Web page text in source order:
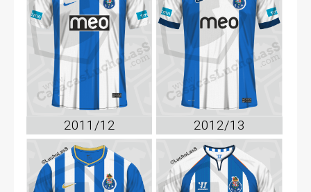
2011/12 2012/13